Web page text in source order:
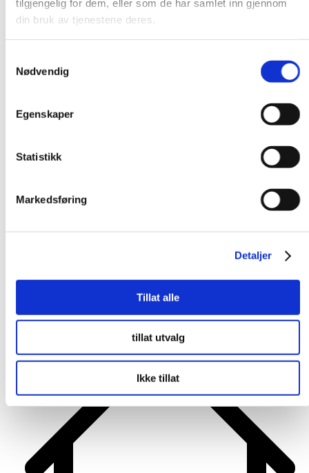
tilgjengelig for dem, eller som de har samlet inn gjennom
din bruk av tjenestene deres.
Nødvendig
Egenskaper
Statistikk
Markedsføring
Detaljer
Tillat alle
tillat utvalg
Ikke tillat